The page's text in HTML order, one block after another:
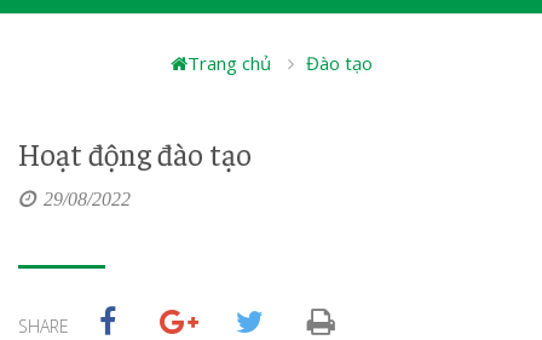
Trang chủ Đào tạo
Hoạt động đào tạo
29/08/2022
SHARE